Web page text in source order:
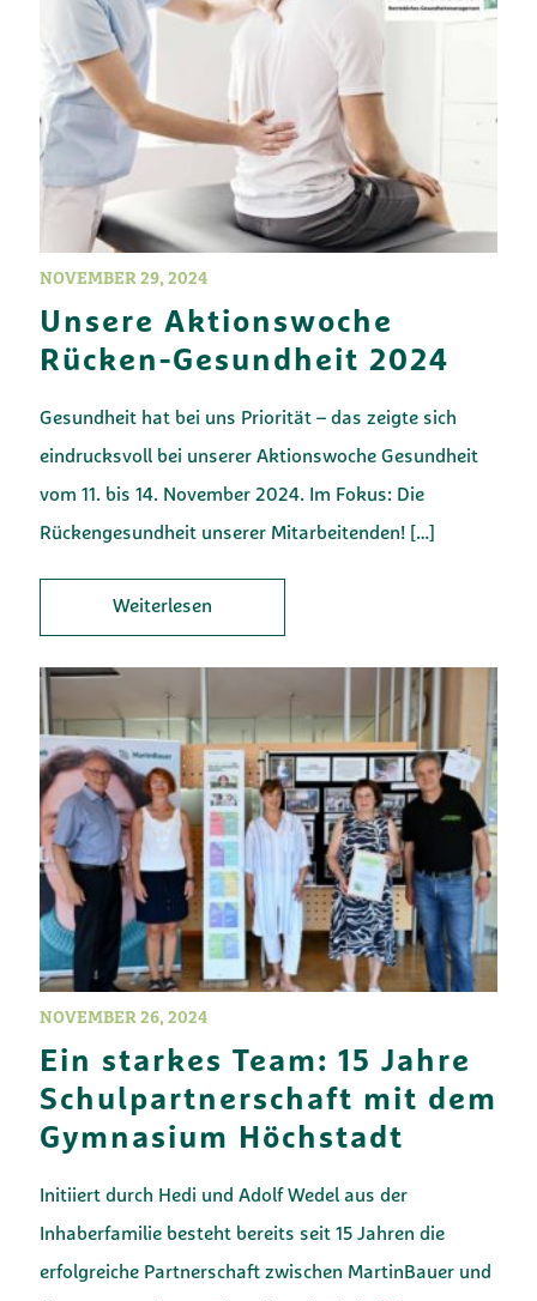
NOVEMBER 29, 2024
Unsere Aktionswoche
Rücken-Gesundheit 2024
Gesundheit hat bei uns Priorität – das zeigte sich
eindrucksvoll bei unserer Aktionswoche Gesundheit
vom 11. bis 14. November 2024. Im Fokus: Die
Rückengesundheit unserer Mitarbeitenden! […]
Weiterlesen
NOVEMBER 26, 2024
Ein starkes Team: 15 Jahre
Schulpartnerschaft mit dem
Gymnasium Höchstadt
Initiiert durch Hedi und Adolf Wedel aus der
Inhaberfamilie besteht bereits seit 15 Jahren die
erfolgreiche Partnerschaft zwischen MartinBauer und